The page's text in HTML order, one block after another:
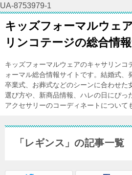
UA-8753979-1
キッズフォーマルウェ
リンコテージの総合情
キッズフォーマルウェアのキャサリンコ
ォーマル総合情報サイトです。結婚式、
卒業式、お葬式などのシーンに合わせた
選び方や、新商品情報、ハレの日にぴっ
アクセサリーのコーディネートについて
「レギンス」の記事一覧